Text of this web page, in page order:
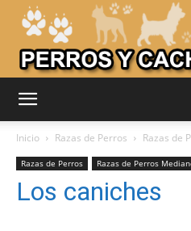
Inicio Razas de Perros Razas de
Razas de Perros Razas de Perros
Los caniches